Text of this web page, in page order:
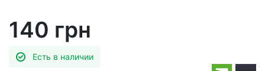
140 грн
Есть в наличии